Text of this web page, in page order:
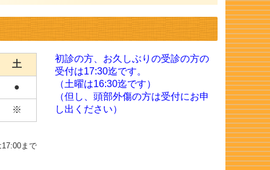
土
●
※
まで
初診の方、お久しぶりの受診の方の
受付は17:30迄です。
（土曜は16:30迄です）
（但し、頭部外傷の方は受付にお申
し出ください）